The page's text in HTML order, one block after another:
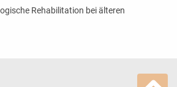
Rehabilitation bei älteren